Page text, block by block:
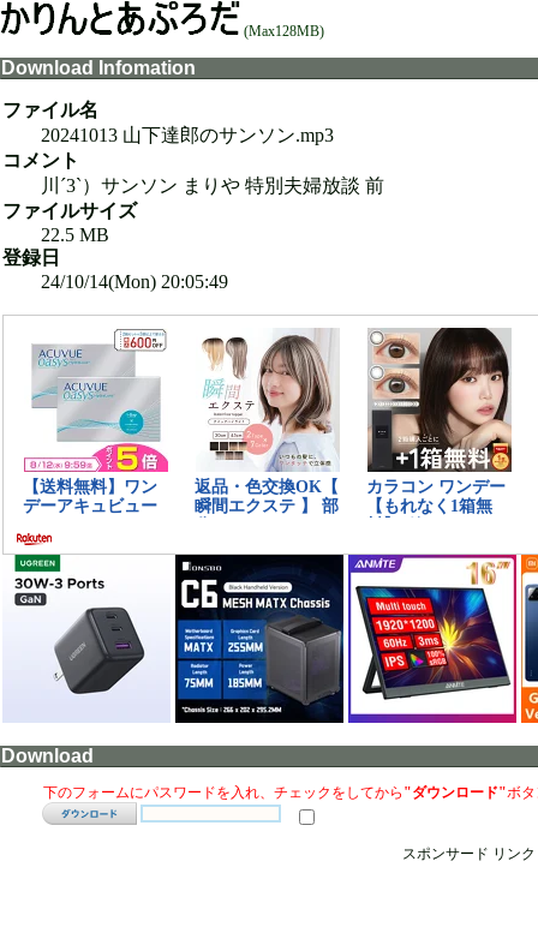
(Max128MB)
Download Infomation
ファイル名
20241013 山下達郎のサンソン.mp3
コメント
川´3`）サンソン まりや 特別夫婦放談 前
ファイルサイズ
22.5 MB
登録日
24/10/14(Mon) 20:05:49
Download
下のフォームにパスワードを入れ、チェックをしてから "ダウンロード"ボ
スポンサード リンク